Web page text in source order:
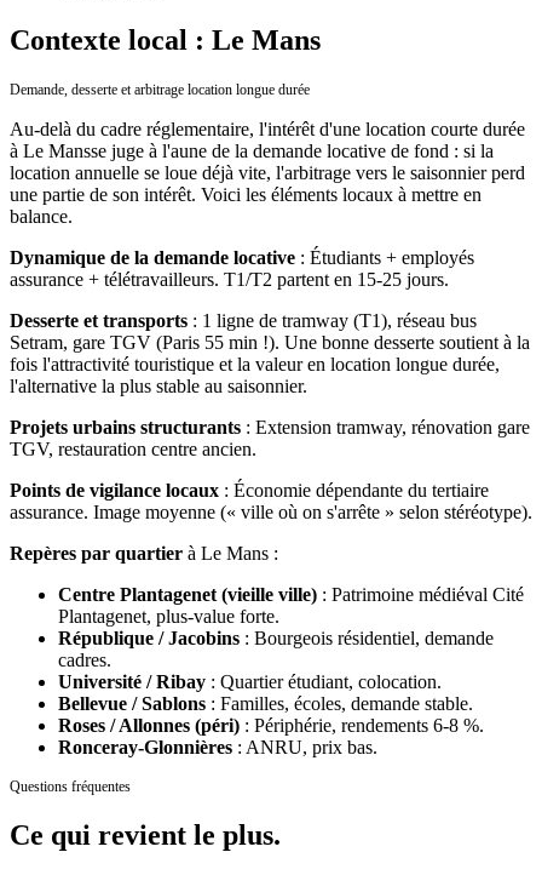
Contexte local : Le Mans
Demande, desserte et arbitrage location longue durée
Au-delà du cadre réglementaire, l'intérêt d'une location courte durée
à Le Mansse juge à l'aune de la demande locative de fond : si la
location annuelle se loue déjà vite, l'arbitrage vers le saisonnier perd
une partie de son intérêt. Voici les éléments locaux à mettre en
balance.
Dynamique de la demande locative : Étudiants + employés
assurance + télétravailleurs. T1/T2 partent en 15-25 jours.
Desserte et transports : 1 ligne de tramway (T1), réseau bus
Setram, gare TGV (Paris 55 min !). Une bonne desserte soutient à la
fois l'attractivité touristique et la valeur en location longue durée,
l'alternative la plus stable au saisonnier.
Projets urbains structurants : Extension tramway, rénovation gare
TGV, restauration centre ancien.
Points de vigilance locaux : Économie dépendante du tertiaire
assurance. Image moyenne (« ville où on s'arrête » selon stéréotype).
Repères par quartier à Le Mans :
Centre Plantagenet (vieille ville) : Patrimoine médiéval Cité
Plantagenet, plus-value forte.
République / Jacobins : Bourgeois résidentiel, demande
cadres.
Université / Ribay : Quartier étudiant, colocation.
Bellevue / Sablons : Familles, écoles, demande stable.
Roses / Allonnes (péri) : Périphérie, rendements 6-8 %.
Ronceray-Glonnières : ANRU, prix bas.
Questions fréquentes
Ce qui revient le plus.